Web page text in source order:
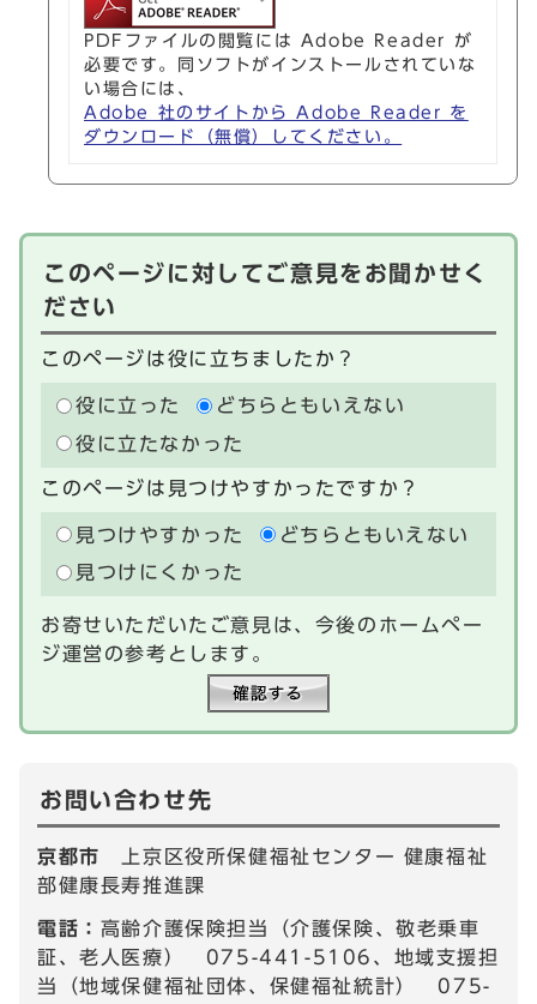
PDFファイルの閲覧には Adobe Reader が
必要です。同ソフトがインストールされていな
い場合には、
Adobe 社のサイトから Adobe Reader を
ダウンロード（無償）してください。
このページに対してご意見をお聞かせく
ださい
このページは役に立ちましたか？
役に立った
どちらともいえない
役に立たなかった
このページは見つけやすかったですか？
見つけやすかった
どちらともいえない
見つけにくかった
お寄せいただいたご意見は、今後のホームペー
ジ運営の参考とします。
お問い合わせ先
京都市
上京区役所保健福祉センター 健康福祉
部健康長寿推進課
電話： 高齢介護保険担当（介護保険、敬老乗車
証、老人医療） 075-441-5106、地域支援担
当（地域保健福祉団体、保健福祉統計） 075-